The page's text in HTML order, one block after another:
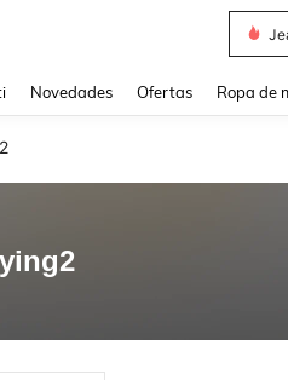
Novedades Ofertas Ropa de